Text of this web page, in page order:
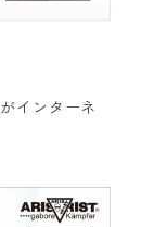
インターネ